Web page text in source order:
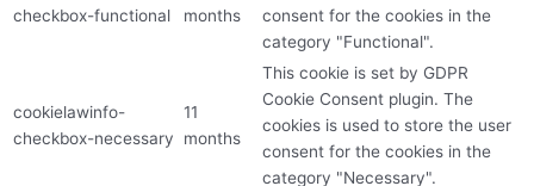
checkbox-functional
months
consent for the cookies in the
category "Functional".
cookielawinfo-
checkbox-necessary
11
months
This cookie is set by GDPR
Cookie Consent plugin. The
cookies is used to store the user
consent for the cookies in the
category "Necessary".